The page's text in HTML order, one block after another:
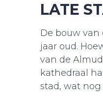
LATE
De bouw van
jaar oud.
van de
kathedraal
stad, wat